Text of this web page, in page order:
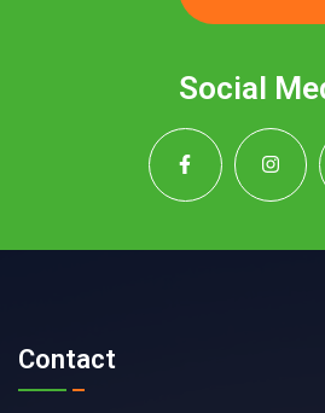
Social
Contact